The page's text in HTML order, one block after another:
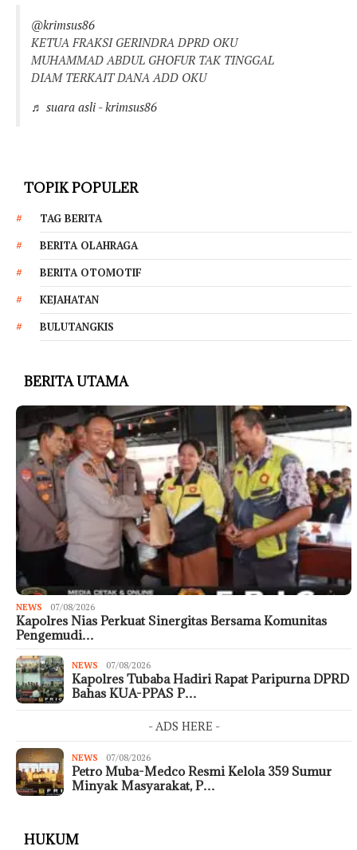
@krimsus86
KETUA FRAKSI GERINDRA DPRD OKU
MUHAMMAD ABDUL GHOFUR TAK TINGGAL
DIAM TERKAIT DANA ADD OKU
♬ suara asli - krimsus86
TOPIK POPULER
TAG BERITA
BERITA OLAHRAGA
BERITA OTOMOTIF
KEJAHATAN
BULUTANGKIS
BERITA UTAMA
NEWS 07/08/2026
Kapolres Nias Perkuat Sinergitas Bersama Komunitas
Pengemudi…
NEWS 07/08/2026
Kapolres Tubaba Hadiri Rapat Paripurna DPRD
Bahas KUA-PPAS P…
- ADS HERE -
NEWS 07/08/2026
Petro Muba-Medco Resmi Kelola 359 Sumur
Minyak Masyarakat, P…
HUKUM